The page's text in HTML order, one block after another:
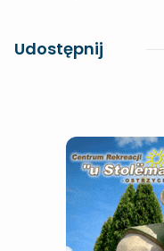
Udostępnij